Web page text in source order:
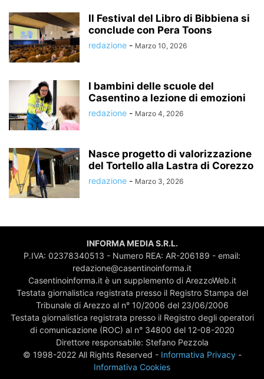
Il Festival del Libro di Bibbiena si
conclude con Pera Toons
redazione - Marzo 10, 2026
I bambini delle scuole del
Casentino a lezione di emozioni
redazione - Marzo 4, 2026
Nasce progetto di valorizzazione
del Tortello alla Lastra di Corezzo
redazione - Marzo 3, 2026
INFORMA MEDIA S.R.L.
P.IVA: 02378340513 - Numero REA: AR-206189 - email:
redazione@casentinoinforma.it
Casentinoinforma.it è un supplemento di ArezzoWeb.it
Testata giornalistica registrata presso il Registro Stampa del
Tribunale di Arezzo al n° 10/2006 del 23/06/2006
Testata giornalistica registrata presso il Registro degli operatori
di comunicazione (ROC) al n° 34800 del 12-08-2020
Direttore responsabile: Stefano Pezzola
© 1998-2022 All Rights Reserved - Informativa Privacy-
Informativa Cookies